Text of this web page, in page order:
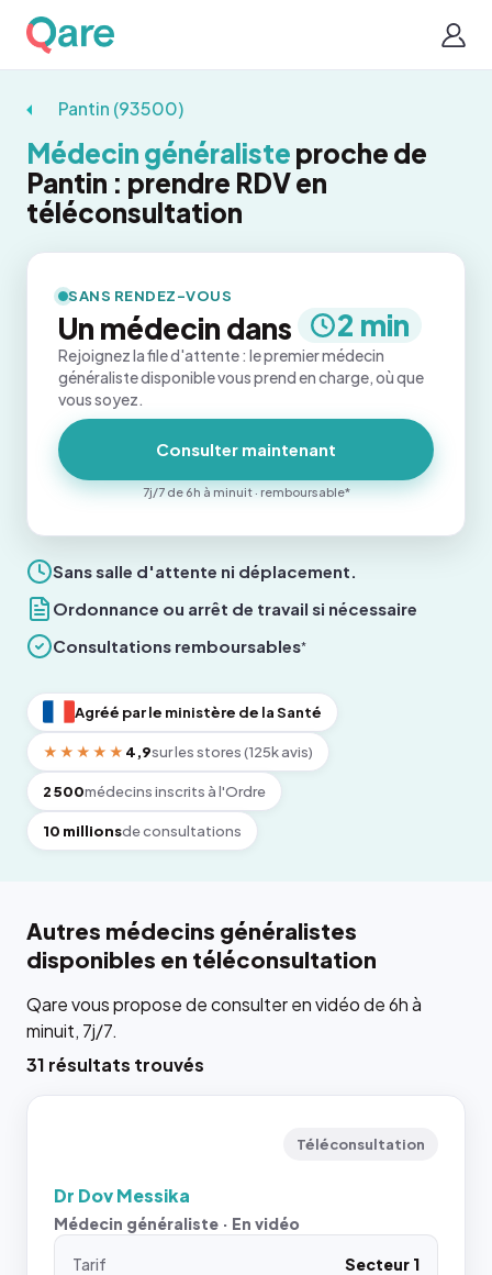
Pantin (93500)
Médecin généraliste proche de
Pantin : prendre RDV en
téléconsultation
Sans salle d'attente ni déplacement.
Ordonnance ou arrêt de travail si nécessaire
Consultations remboursables*
Agréé par le ministère de la Santé
★★★★★ 4,9sur les stores (125k avis)
2 500médecins inscrits à l'Ordre
10 millionsde consultations
SANS RENDEZ-VOUS
Un médecin dans 2 min
Rejoignez la file d'attente : le premier médecin
généraliste disponible vous prend en charge, où que
vous soyez.
Consulter maintenant
7j/7 de 6h à minuit · remboursable*
Autres médecins généralistes
disponibles en téléconsultation
Qare vous propose de consulter en vidéo de 6h à
minuit, 7j/7.
31 résultats trouvés
Téléconsultation
Dr Dov Messika
Médecin généraliste · En vidéo
Tarif
Secteur 1